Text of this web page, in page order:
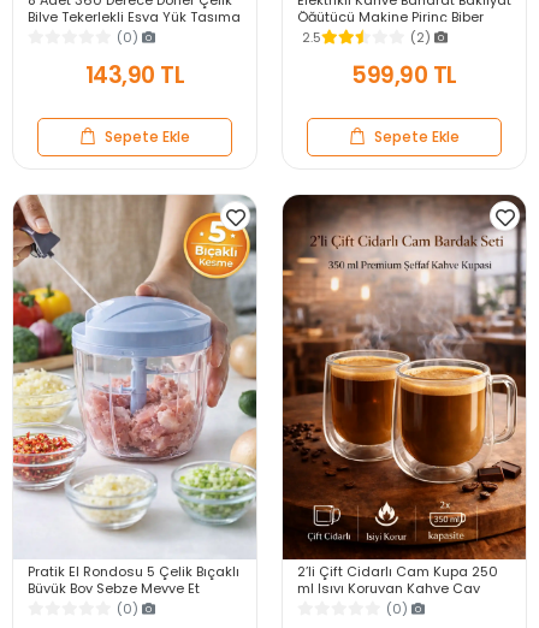
Bilye Tekerlekli Eşya Yük Taşıma
Yapışkanlı Eşya Kaydırma
(0)
143,90 TL
Sepete Ekle
Öğütücü Makine Pirinç Biber
Tahıl Öğütücü Değirmen Gıda
Öğütücü
2.5 (2)
599,90 TL
Sepete Ekle
Pratik El Rondosu 5 Çelik Bıçaklı
Büyük Boy Sebze Meyve Et
Soğan Doğrayıcı Blender Rende
(0)
2’li Çift Cidarlı Cam Kupa 250
ml Isıyı Koruyan Kahve Çay
Fincanı Kulplu Espresso Cam
(0)